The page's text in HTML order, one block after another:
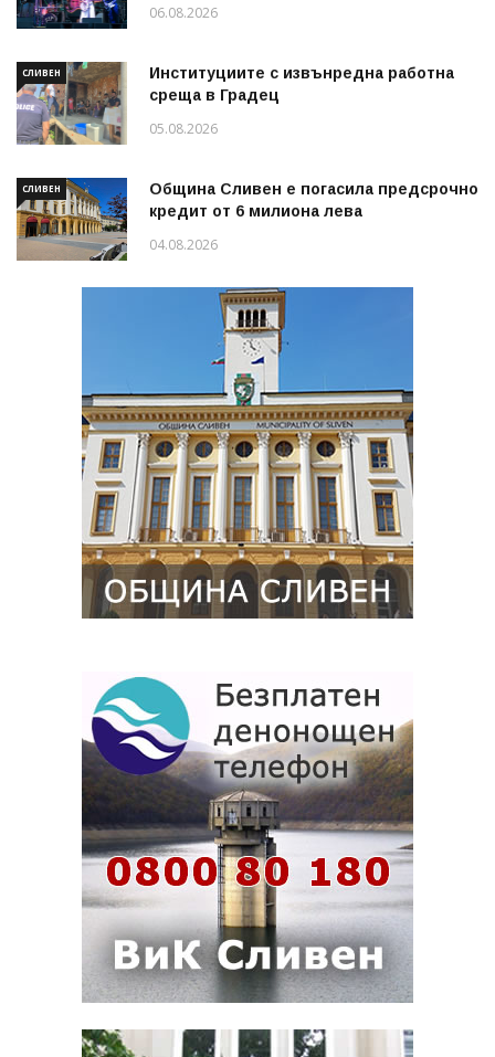
06.08.2026
СЛИВЕН
Институциите с извънредна работна
среща в Градец
05.08.2026
СЛИВЕН
Община Сливен е погасила предсрочно
кредит от 6 милиона лева
04.08.2026